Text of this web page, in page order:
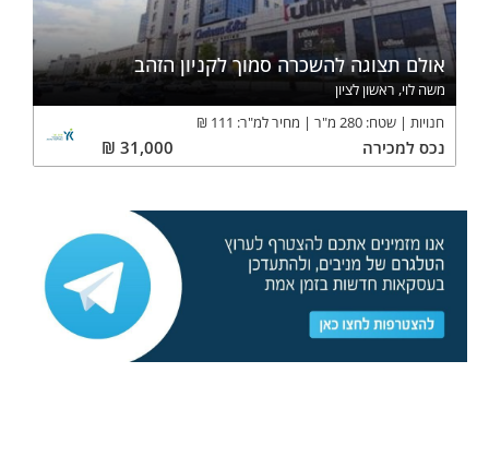
אולם תצוגה להשכרה סמוך לקניון הזהב
משה לוי, ראשון לציון
חנויות
שטח: 280 מ"ר מחיר למ"ר: 111
₪
נכס למכירה 31,000
₪